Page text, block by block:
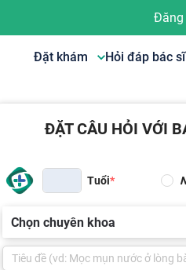
Đăng
Đặt khám Hỏi đáp bác sĩ
ĐẶT CÂU HỎI VỚI
Tuổi
Chọn chuyên khoa